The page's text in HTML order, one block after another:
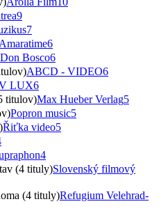
9
7
Amaratime6
Don Bosco6
ABCD - VIDEO6
LUX6
titulov)Max Hueber Verlag5
Popron music5
Řiťka video5
4
(4 tituly)Slovenský filmový
(4 tituly)Refugium Velehrad-